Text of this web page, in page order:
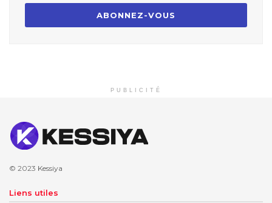
PUBLICITÉ
© 2023 Kessiya
Liens utiles